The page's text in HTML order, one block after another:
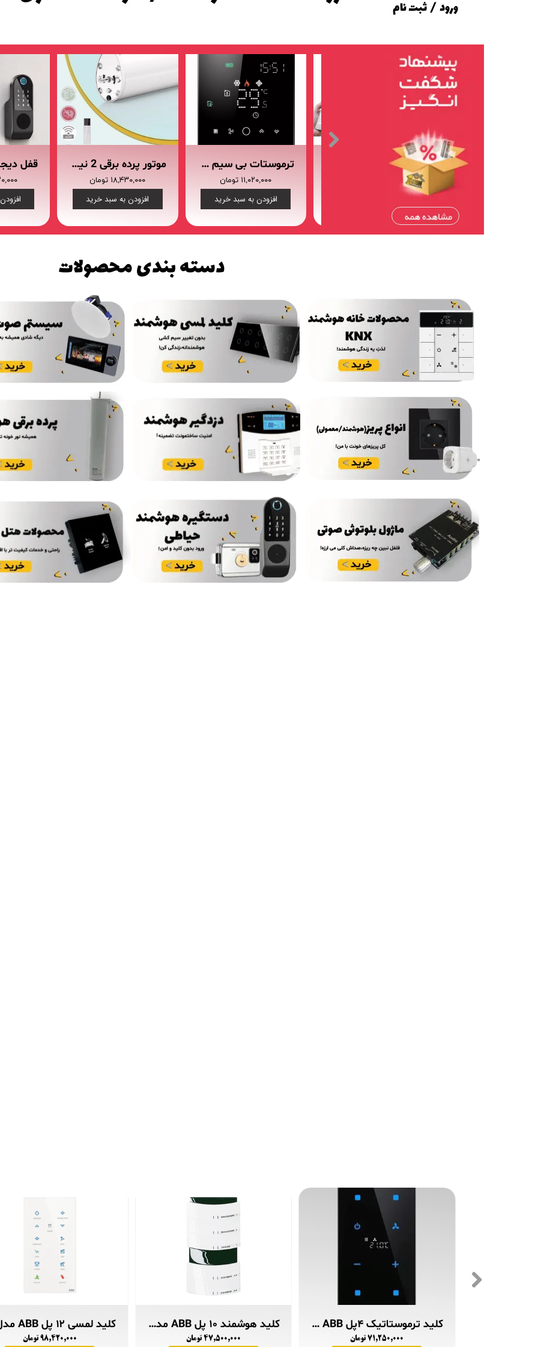
فرم معرفی برقکار
موتور پرده برقی 2 نیوتون بر متر کناررو Maxon مدل M20- 4E-2
۱۸,۴۳۰,۰۰۰ تومان
افزودن به سبد خرید
ترموستات بی سیم هوشمند BECA BAC-003ALW (گرمایش از کف/فن کوئل/کولر آبی)
۱۱,۰۲۰,۰۰۰ تومان
افزودن به سبد خرید
کلید لمسی هشت پل هوشمند تویا (tuya)
ورود/ثبت نام
تغییر گذر واژه
سفارشات
خروج از حساب کاربری
.
۹۸,۴۲۰,۰۰۰ تومان
کلید هوشمند ۱۰ پل ABB مدل TRITON
۴۷,۵۰۰,۰۰۰ تومان
کلید ترموستاتیک ۴پل ABB مدل TACTEO عمودی
۷۱,۲۵۰,۰۰۰ تومان
دسته بندی محصولات